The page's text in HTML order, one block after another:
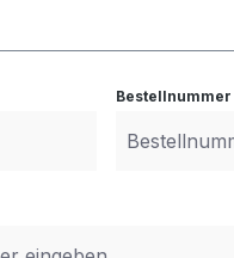
Bestellnummer